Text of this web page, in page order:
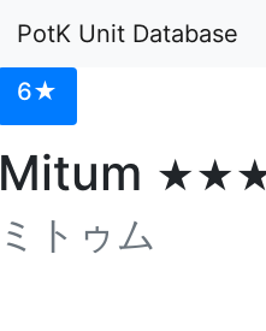
PotK Unit Database
6★
Mitum
ミトゥム